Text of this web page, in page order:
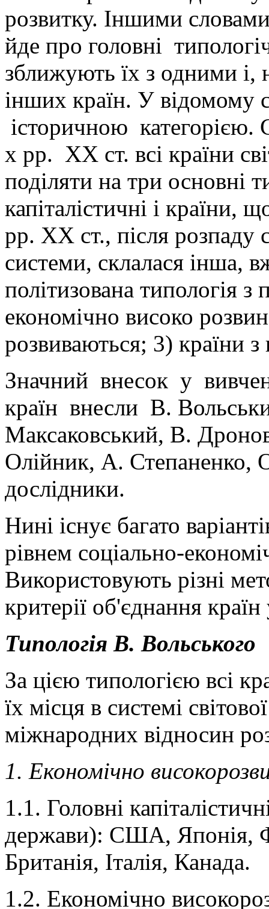
розвитку. Іншими
йде про головні
зближують їх з одними і,
інших країн. У відомому
історичною
х рр. XX ст. всі країни
поділяти на три основні
капіталістичні і країни,
рр. XX ст., після розпаду
системи, склалася інша,
політизована типологія з
економічно високо
розвиваються; 3) країни
Значний внесок у
країн внесли В.
Максаковський, В.
Олійник, А.
дослідники.
Нині існує багато
рівнем соціально-
Використовують різні
критерії об'єднання
Типологія В. Вольського
За цією типологією всі
їх місця в системі
міжнародних відносин
1. Економічно
1.1. Головні
держави): США, Японія,
Британія, Італія, Канада.
1.2. Економічно